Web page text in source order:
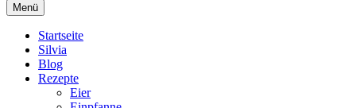
Menü
Startseite
Silvia
Blog
Rezepte
Eier